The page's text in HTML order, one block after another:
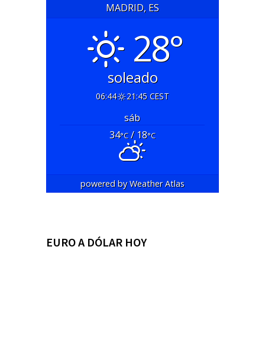
MADRID, ES
28°
soleado
06:44 21:45 CEST
sáb
34°C/ 18°C
powered byWeather Atlas
EURO A DÓLAR HOY